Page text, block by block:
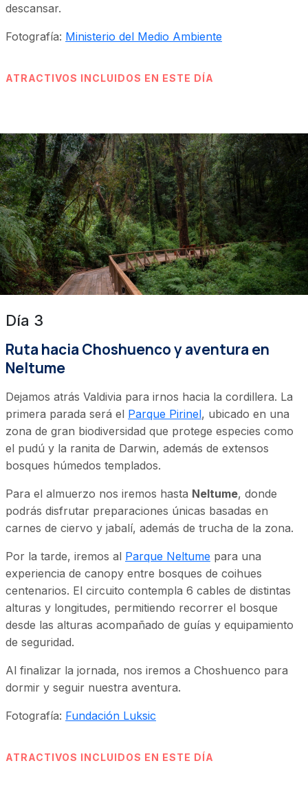
descansar.
Fotografía: Ministerio del Medio Ambiente
ATRACTIVOS INCLUIDOS EN ESTE DÍA
Día 3
Ruta hacia Choshuenco y aventura en
Neltume
Dejamos atrás Valdivia para irnos hacia la cordillera. La
primera parada será el Parque Pirinel, ubicado en una
zona de gran biodiversidad que protege especies como
el pudú y la ranita de Darwin, además de extensos
bosques húmedos templados.
Para el almuerzo nos iremos hasta Neltume, donde
podrás disfrutar preparaciones únicas basadas en
carnes de ciervo y jabalí, además de trucha de la zona.
Por la tarde, iremos al Parque Neltume para una
experiencia de canopy entre bosques de coihues
centenarios. El circuito contempla 6 cables de distintas
alturas y longitudes, permitiendo recorrer el bosque
desde las alturas acompañado de guías y equipamiento
de seguridad.
Al finalizar la jornada, nos iremos a Choshuenco para
dormir y seguir nuestra aventura.
Fotografía: Fundación Luksic
ATRACTIVOS INCLUIDOS EN ESTE DÍA